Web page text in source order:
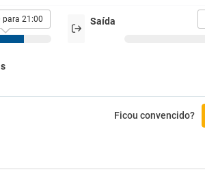
para 21:00 Saída
Ficou convencido?